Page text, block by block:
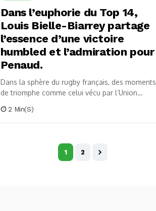
Dans l’euphorie du Top 14,
Louis Bielle-Biarrey partage
l’essence d’une victoire
humbled et l’admiration pour
Penaud.
Dans la sphère du rugby français, des moments
de triomphe comme celui vécu par l’Union
suscitent...
2 Min(s)
1 2